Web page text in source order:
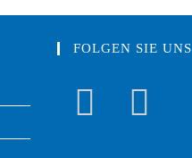
FOLGEN SIE UNS